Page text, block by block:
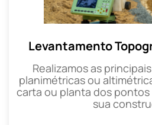
Levantamento
Realizamos as
planimétricas ou
carta ou planta dos
sua